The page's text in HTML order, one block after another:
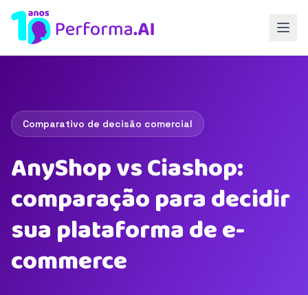
Comparativo de decisão comercial
AnyShop vs Ciashop:
comparação para decidir
sua plataforma de e-
commerce